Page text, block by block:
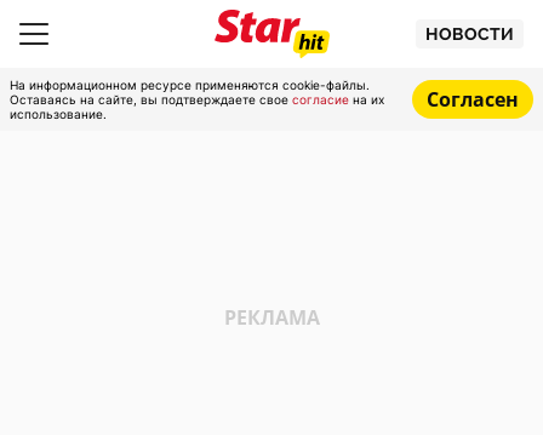
НОВОСТИ
На информационном ресурсе применяются cookie-файлы.
Оставаясь на сайте, вы подтверждаете свое согласие на их
использование.
Согласен